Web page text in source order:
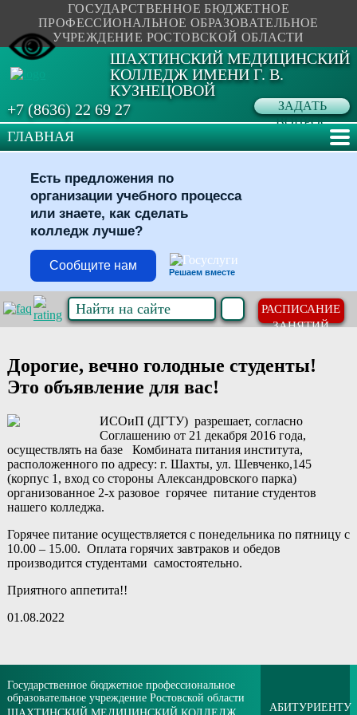
ГОСУДАРСТВЕННОЕ БЮДЖЕТНОЕ
ПРОФЕССИОНАЛЬНОЕ ОБРАЗОВАТЕЛЬНОЕ
УЧРЕЖДЕНИЕ РОСТОВСКОЙ ОБЛАСТИ
ШАХТИНСКИЙ МЕДИЦИНСКИЙ
КОЛЛЕДЖ ИМЕНИ Г. В.
КУЗНЕЦОВОЙ
ЗАДАТЬ
ВОПРОС
+7 (8636) 22 69 27
ГЛАВНАЯ
Есть предложения по
организации учебного процесса
или знаете, как сделать
колледж лучше?
Сообщите нам Решаем вместе
РАСПИСАНИЕ
ЗАНЯТИЙ
Дорогие, вечно голодные студенты!
Это объявление для вас!
ИСОиП (ДГТУ) разрешает, согласно
Соглашению от 21 декабря 2016 года,
осуществлять на базе Комбината питания института,
расположенного по адресу: г. Шахты, ул. Шевченко,145
(корпус 1, вход со стороны Александровского парка)
организованное 2-х разовое горячее питание студентов
нашего колледжа.
Горячее питание осуществляется с понедельника по пятницу с
10.00 – 15.00. Оплата горячих завтраков и обедов
производится студентами самостоятельно.
Приятного аппетита!!
01.08.2022
Государственное бюджетное профессиональное
образовательное учреждение Ростовской области
АБИТУРИЕНТУ